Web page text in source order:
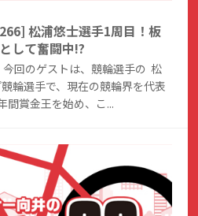
松浦悠士選手1周目！板
して奮闘中!?
今回のゲストは、競輪選手の 松
輪選手で、現在の競輪界を代表
間賞金王を始め、こ...